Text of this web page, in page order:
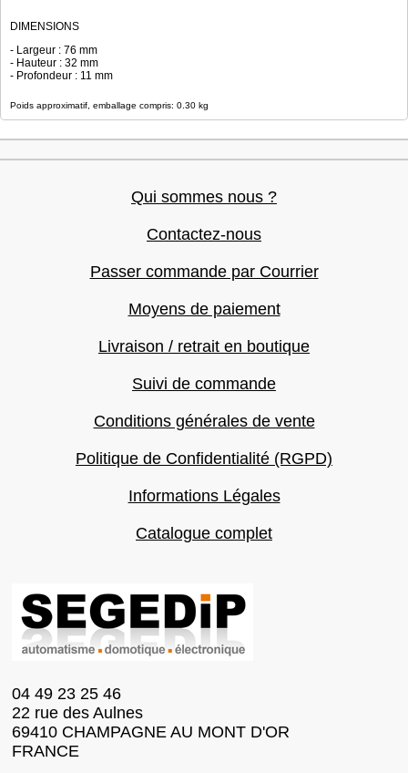
DIMENSIONS
- Largeur : 76 mm
- Hauteur : 32 mm
- Profondeur : 11 mm
Poids approximatif, emballage compris: 0.30 kg
Qui sommes nous ?
Contactez-nous
Passer commande par Courrier
Moyens de paiement
Livraison / retrait en boutique
Suivi de commande
Conditions générales de vente
Politique de Confidentialité (RGPD)
Informations Légales
Catalogue complet
04 49 23 25 46
22 rue des Aulnes
69410 CHAMPAGNE AU MONT D'OR
FRANCE